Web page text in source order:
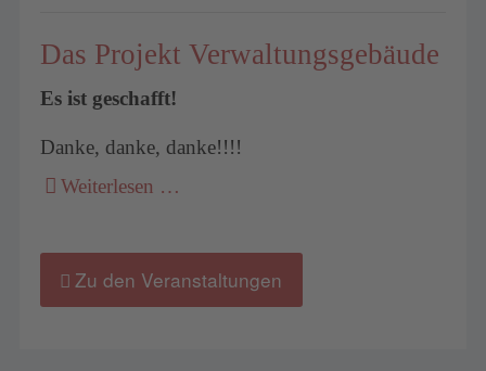
Das Projekt Verwaltungsgebäude
Es ist geschafft!
Danke, danke, danke!!!!
Weiterlesen …
Zu den Veranstaltungen